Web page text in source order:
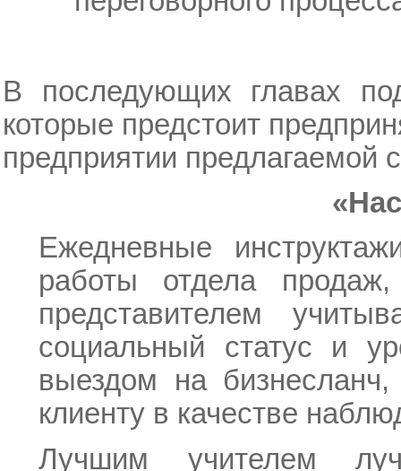
В последующих главах
которые предстоит
предприятии предлагаемой
Ежедневные
работы отдела
представителем
социальный статус и
выездом на
клиенту в качестве
Лучшим учителем